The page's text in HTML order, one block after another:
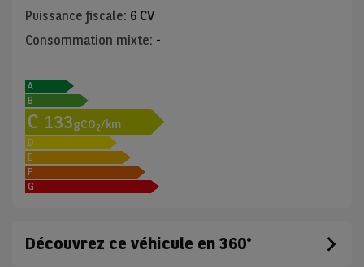
Puissance fiscale: 6 CV
Consommation mixte: -
A
B
C 133gCO2/km
D
E
F
G
Découvrez ce véhicule en 360°